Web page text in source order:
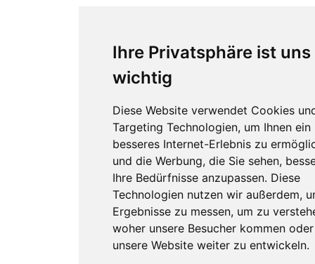
Ihre Privatsphäre ist uns
wichtig
Diese Website verwendet Cookies
Targeting Technologien, um Ihnen ein
besseres Internet-Erlebnis zu
und die Werbung, die Sie sehen,
Ihre Bedürfnisse anzupassen. Diese
Technologien nutzen wir außerdem,
Ergebnisse zu messen, um zu
woher unsere Besucher kommen
unsere Website weiter zu entwickeln.